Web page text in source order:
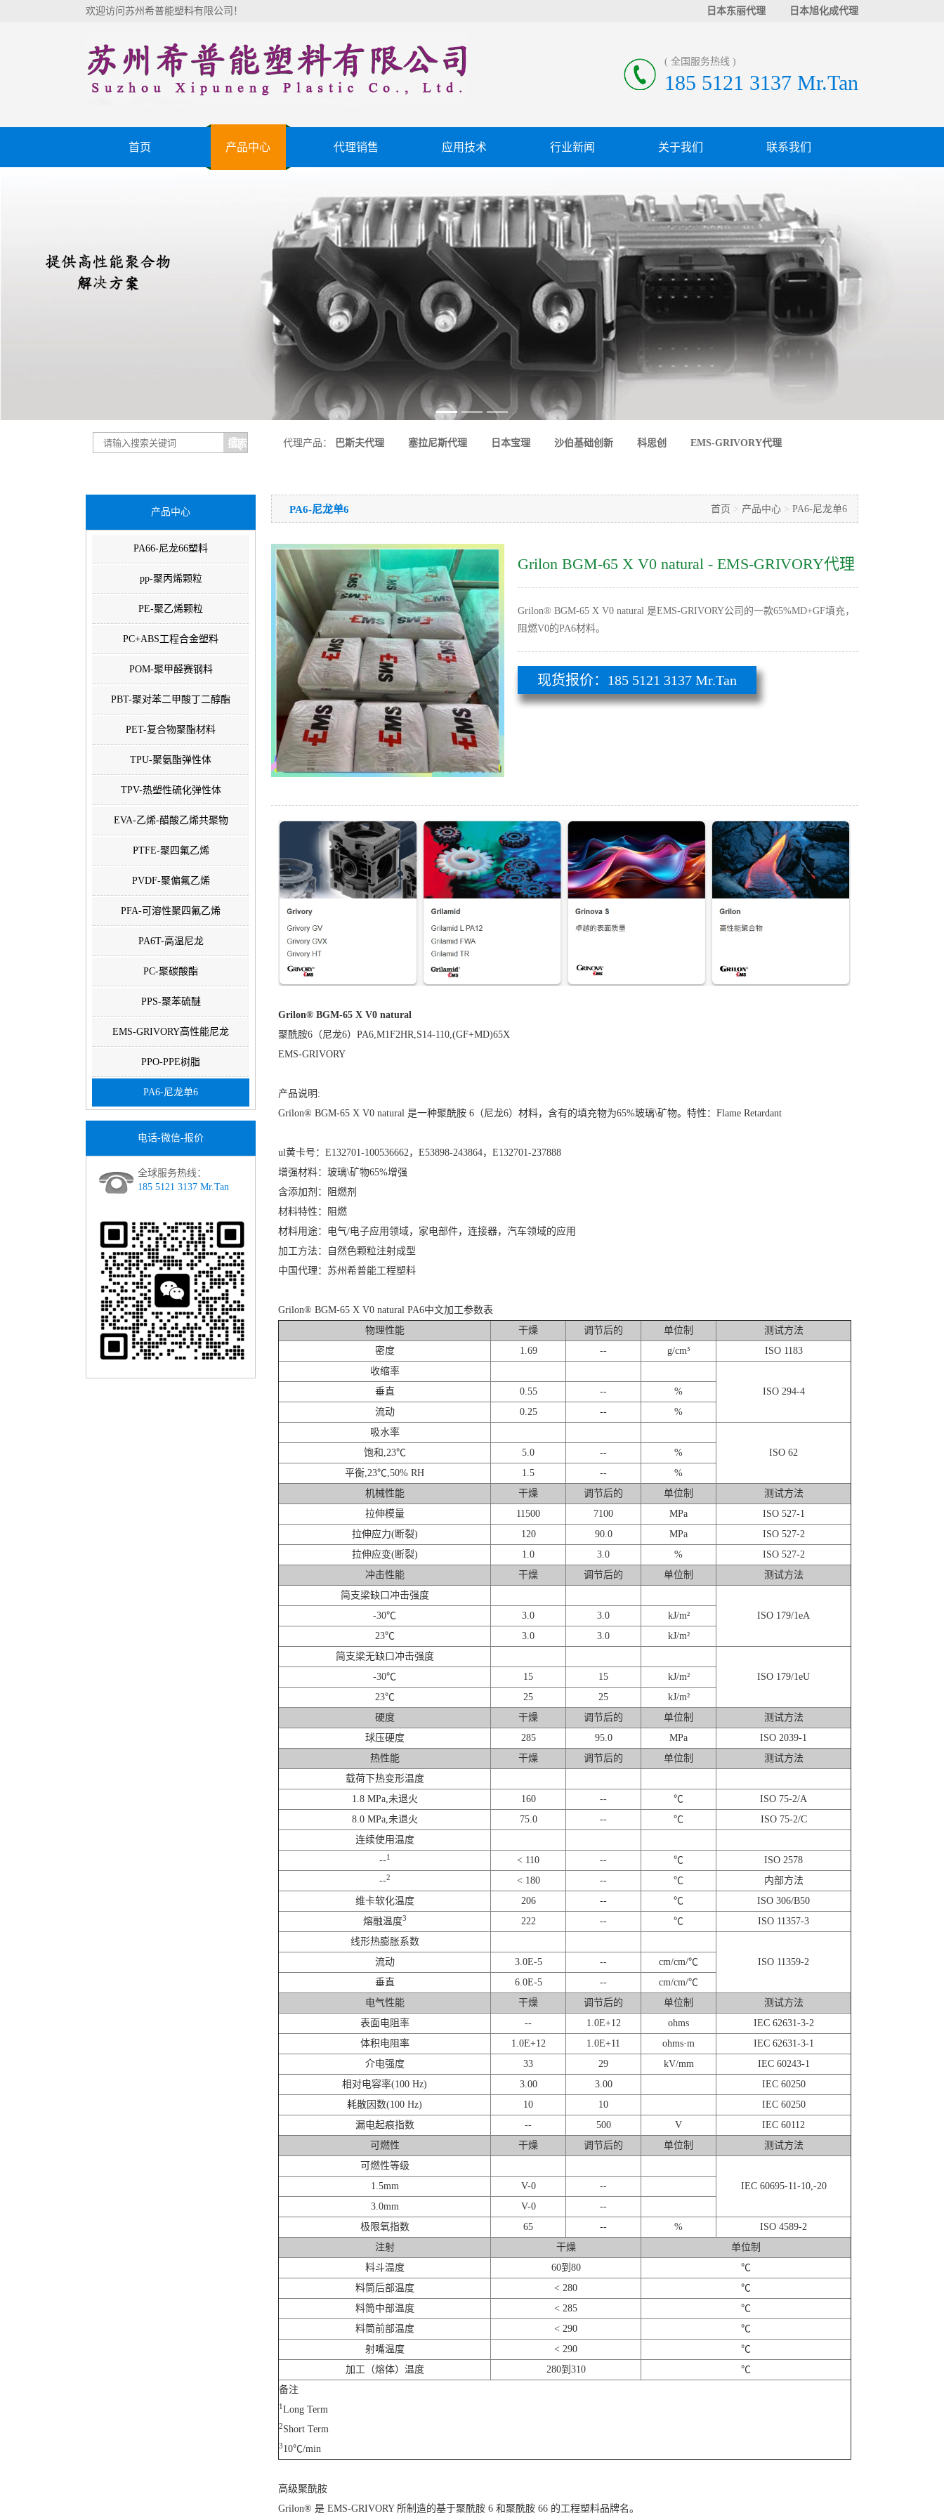
欢迎访问苏州希普能塑料有限公司！ 日本东丽代理 日本旭化成代理
( 全国服务热线 )
185 5121 3137 Mr.Tan
首页 产品中心 代理销售 应用技术 行业新闻 关于我们 联系我们
代理产品： 巴斯夫代理 塞拉尼斯代理 日本宝理 沙伯基础创新 科思创 EMS-GRIVORY代理
产品中心
PA66-尼龙66塑料
pp-聚丙烯颗粒
PE-聚乙烯颗粒
PC+ABS工程合金塑料
POM-聚甲醛赛钢料
PBT-聚对苯二甲酸丁二醇酯
PET-复合物聚酯材料
TPU-聚氨酯弹性体
TPV-热塑性硫化弹性体
EVA-乙烯-醋酸乙烯共聚物
PTFE-聚四氟乙烯
PVDF-聚偏氟乙烯
PFA-可溶性聚四氟乙烯
PA6T-高温尼龙
PC-聚碳酸酯
PPS-聚苯硫醚
EMS-GRIVORY高性能尼龙
PPO-PPE树脂
PA6-尼龙单6
电话-微信-报价
全球服务热线：
185 5121 3137 Mr.Tan
首页 > 产品中心 > PA6-尼龙单6
PA6-尼龙单6
Grilon BGM-65 X V0 natural - EMS-GRIVORY代理
Grilon® BGM-65 X V0 natural 是EMS-GRIVORY公司的一款65%MD+GF填充，
阻燃V0的PA6材料。
现货报价：185 5121 3137 Mr.Tan
Grilon® BGM-65 X V0 natural
聚酰胺6（尼龙6）PA6,M1F2HR,S14-110,(GF+MD)65X
EMS-GRIVORY
产品说明:
Grilon® BGM-65 X V0 natural 是一种聚酰胺 6（尼龙6）材料，含有的填充物为65%玻璃\矿物。特性：Flame Retardant
ul黄卡号：E132701-100536662，E53898-243864，E132701-237888
增强材料：玻璃\矿物65%增强
含添加剂：阻燃剂
材料特性：阻燃
材料用途：电气/电子应用领域，家电部件，连接器，汽车领域的应用
加工方法：自然色颗粒注射成型
中国代理：苏州希普能工程塑料
Grilon® BGM-65 X V0 natural PA6中文加工参数表
物理性能
干燥 调节后的 单位制
测试方法
密度
1.69 -- g/cm³
ISO 1183
收缩率
ISO 294-4
垂直 0.55 --
%
流动
0.25 --
%
吸水率
ISO 62
饱和,23℃ 5.0 --
%
平衡,23℃,50% RH
1.5 --
%
机械性能
干燥 调节后的 单位制
测试方法
拉伸模量
11500 7100 MPa
ISO 527-1
拉伸应力(断裂)
120 90.0 MPa
ISO 527-2
拉伸应变(断裂)
1.0 3.0 %
ISO 527-2
冲击性能
干燥 调节后的 单位制
测试方法
简支梁缺口冲击强度
ISO 179/1eA
-30℃ 3.0 3.0
kJ/m²
23℃
3.0 3.0
kJ/m²
简支梁无缺口冲击强度
ISO 179/1eU
-30℃ 15 15
kJ/m²
23℃
25 25
kJ/m²
硬度
干燥 调节后的 单位制
测试方法
球压硬度
285 95.0 MPa
ISO 2039-1
热性能
干燥 调节后的 单位制
测试方法
载荷下热变形温度
1.8 MPa,未退火
160 -- ℃
ISO 75-2/A
8.0 MPa,未退火
75.0 -- ℃
ISO 75-2/C
连续使用温度
--1 < 110 -- ℃
ISO 2578
--2 < 180 -- ℃
内部方法
维卡软化温度
206 -- ℃
ISO 306/B50
熔融温度3 222 -- ℃
ISO 11357-3
线形热膨胀系数
ISO 11359-2
流动 3.0E-5 --
cm/cm/℃
垂直
6.0E-5 --
cm/cm/℃
电气性能
干燥 调节后的 单位制
测试方法
表面电阻率
-- 1.0E+12 ohms
IEC 62631-3-2
体积电阻率
1.0E+12 1.0E+11 ohms·m
IEC 62631-3-1
介电强度
33 29 kV/mm
IEC 60243-1
相对电容率(100 Hz)
3.00 3.00
IEC 60250
耗散因数(100 Hz)
10 10
IEC 60250
漏电起痕指数
-- 500 V
IEC 60112
可燃性
干燥 调节后的 单位制
测试方法
可燃性等级
IEC 60695-11-10,-20
1.5mm V-0
--
3.0mm
V-0
--
极限氧指数
65 -- %
ISO 4589-2
注射
干燥
单位制
料斗温度
60到80
℃
料筒后部温度
< 280
℃
料筒中部温度
< 285
℃
料筒前部温度
< 290
℃
射嘴温度
< 290
℃
加工（熔体）温度
280到310
℃
备注
1 Long Term
2Short Term
310℃/min
高级聚酰胺
Grilon® 是 EMS-GRIVORY 所制造的基于聚酰胺 6 和聚酰胺 66 的工程塑料品牌名。